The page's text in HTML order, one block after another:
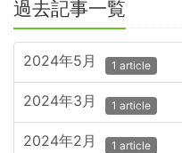
過去記事一覧
2024年5月 1 article
2024年3月 1 article
2024年2月 1 article